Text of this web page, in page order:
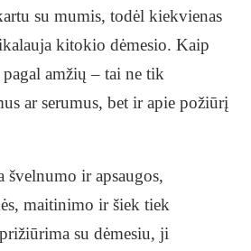
su mumis, todėl kiekvienas
kitokio dėmesio. Kaip
amžių – tai ne tik
ar serumus, bet ir apie požiūrį
švelnumo ir apsaugos,
maitinimo ir šiek tiek
su dėmesiu, ji